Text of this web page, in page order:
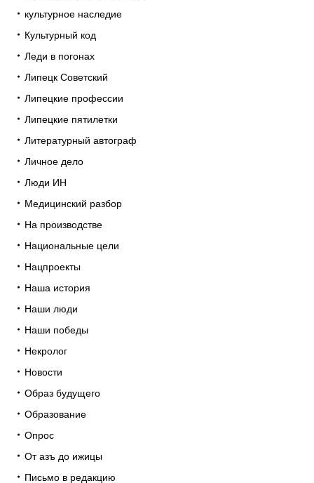
культурное наследие
Культурный код
Леди в погонах
Липецк Советский
Липецкие профессии
Липецкие пятилетки
Литературный автограф
Личное дело
Люди ИН
Медицинский разбор
На производстве
Национальные цели
Нацпроекты
Наша история
Наши люди
Наши победы
Некролог
Новости
Образ будущего
Образование
Опрос
От азъ до ижицы
Письмо в редакцию